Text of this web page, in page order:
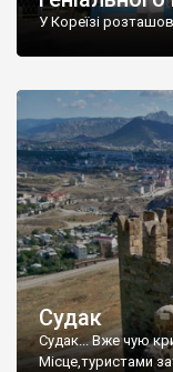
У Кореїзі
Судак
Судак... Вже чую
Місце,туристами